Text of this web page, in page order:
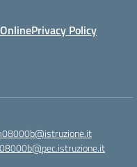
Privacy Policy